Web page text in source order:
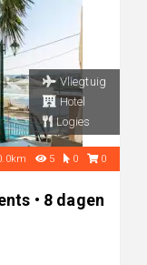
Vliegtuig
Hotel
Logies
5 0 0
• 8 dagen